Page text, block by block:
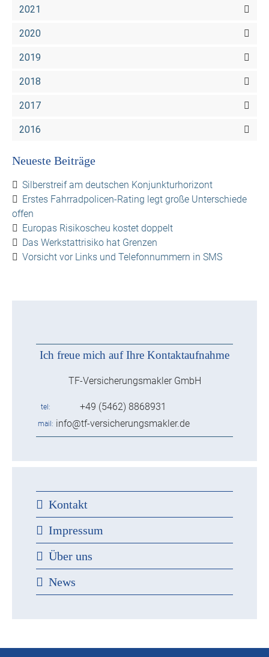
2021
2020
2019
2018
2017
2016
Neueste Beiträge
Silberstreif am deutschen Konjunkturhorizont
Erstes Fahrradpolicen-Rating legt große Unterschiede
offen
Europas Risikoscheu kostet doppelt
Das Werkstattrisiko hat Grenzen
Vorsicht vor Links und Telefonnummern in SMS
Ich freue mich auf Ihre Kontaktaufnahme
TF-Versicherungsmakler GmbH
tel +49 (5462) 8868931
mail info@tf-versicherungsmakler.de
Kontakt
Impressum
Über uns
News